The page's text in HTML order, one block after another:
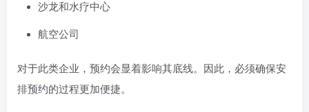
沙龙和水疗中心
航空公司
对于此类企业，预约会显着影响其底线。因此，必须确保安
排预约的过程更加便捷。